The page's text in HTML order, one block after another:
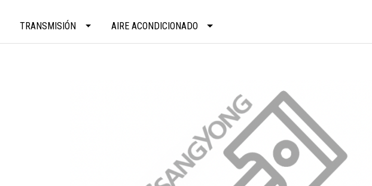
TRANSMISIÓN AIRE ACONDICIONADO